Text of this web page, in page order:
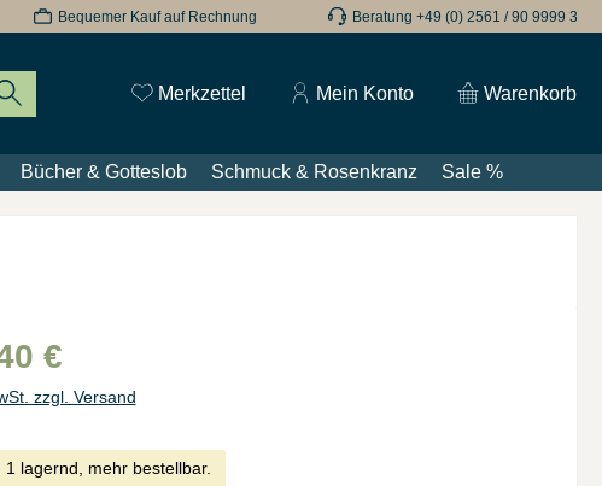
Bequemer Kauf auf Rechnung Beratung +49 (0) 2561 / 90 9999 3
Merkzettel Du hast 0 Produkte auf dem Merkzettel
Mein Konto Warenkorb
Bücher & Gotteslob Schmuck & Rosenkranz Sale %
€
zzgl. Versand
1 lagernd, mehr bestellbar.